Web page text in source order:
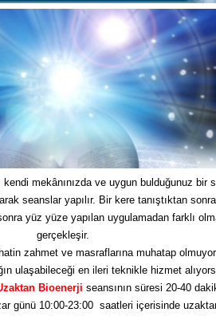
mekânınızda ve uygun bulduğunuz bir
seanslar yapılır. Bir kere tanıştıktan
yüz yüze yapılan uygulamadan farklı
gerçekleşir.
zahmet ve masraflarına muhatap
ulaşabileceği en ileri teknikle hizmet
Bioenerji seansının süresi 20-40
günü 10:00-23:00 saatleri içerisinde